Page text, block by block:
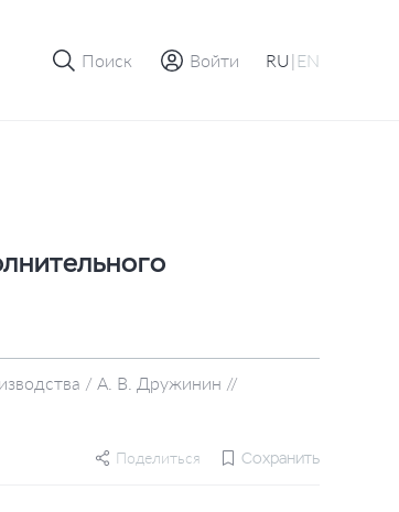
Поиск Войти RU| EN
/ А. В. Дружинин //
Поделиться Сохранить